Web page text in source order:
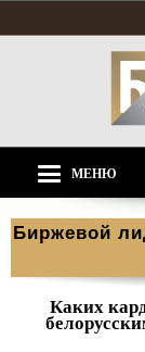
МЕНЮ
Биржевой
Каких